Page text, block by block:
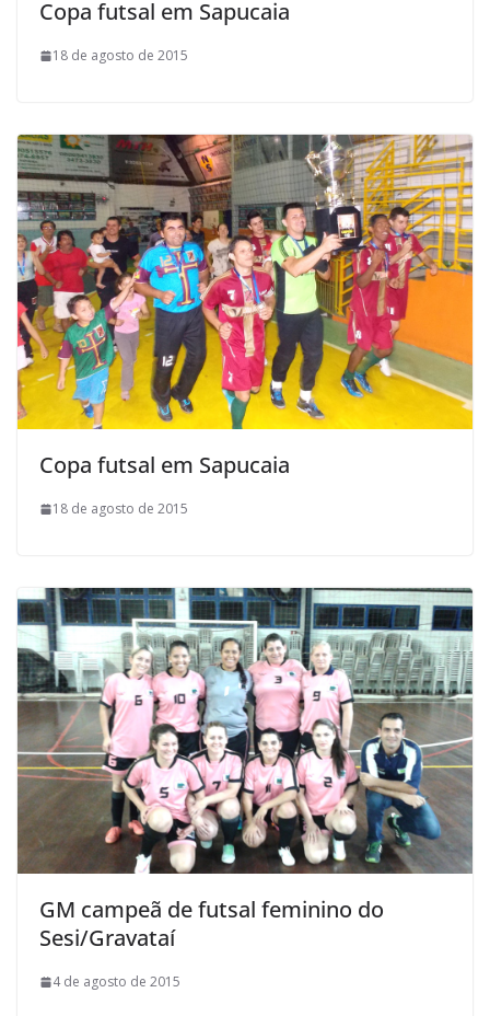
Copa futsal em Sapucaia
18 de agosto de 2015
Copa futsal em Sapucaia
18 de agosto de 2015
GM campeã de futsal feminino do
Sesi/Gravataí
4 de agosto de 2015